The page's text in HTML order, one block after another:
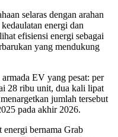
selaras dengan arahan
energi dan
efisiensi energi sebagai
yang mendukung
EV yang pesat: per
28 ribu unit, dua kali lipat
jumlah tersebut
pada akhir 2026.
energi bernama Grab